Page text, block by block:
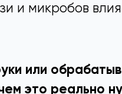
и микробов
или
это реально